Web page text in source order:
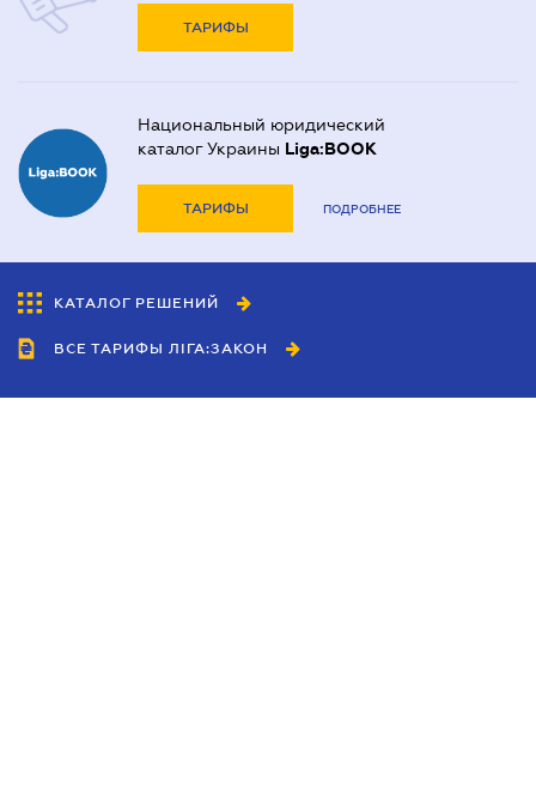
ТАРИФЫ
Национальный юридический
каталог Украины Liga:BOOK
ТАРИФЫ ПОДРОБНЕЕ
КАТАЛОГ РЕШЕНИЙ
ВСЕ ТАРИФЫ ЛІГА:ЗАКОН